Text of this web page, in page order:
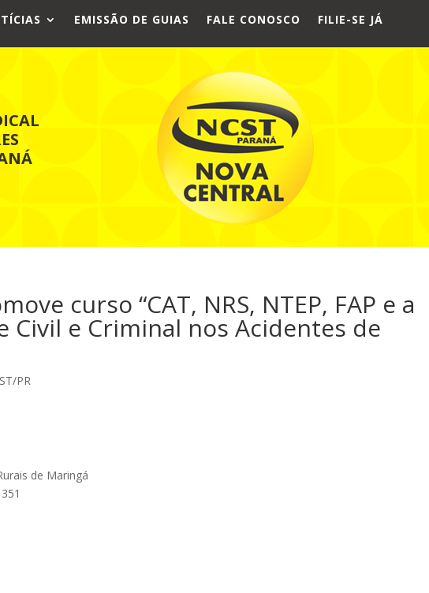
EMISSÃO DE GUIAS FALE CONOSCO FILIE-SE JÁ
curso “CAT, NRS, NTEP, FAP e a
Civil e Criminal nos Acidentes de
PR
de Maringá